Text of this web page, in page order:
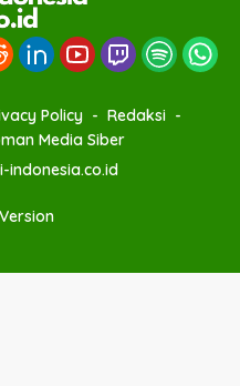
Policy
Redaksi
Media Siber
indonesia.co.id